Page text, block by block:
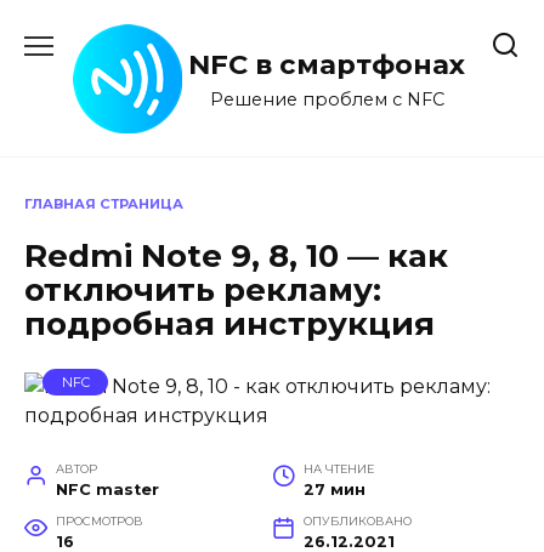
содержанию
NFC в смартфонах
Решение проблем с NFC
ГЛАВНАЯ СТРАНИЦА
Redmi Note 9, 8, 10 — как
отключить рекламу:
подробная инструкция
NFC
АВТОР
NFC master
НА ЧТЕНИЕ
27 мин
ПРОСМОТРОВ
16
ОПУБЛИКОВАНО
26.12.2021